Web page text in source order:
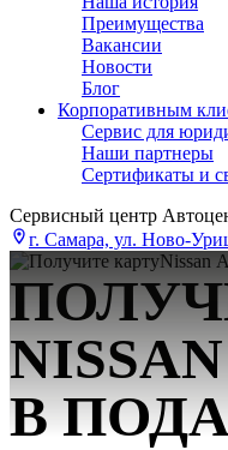
Преимущества
Вакансии
Новости
Блог
Корпоративным
Сервис для
Наши партнеры
Сертификаты и
Сервисный центр
г. Самара, ул. Ново-
В